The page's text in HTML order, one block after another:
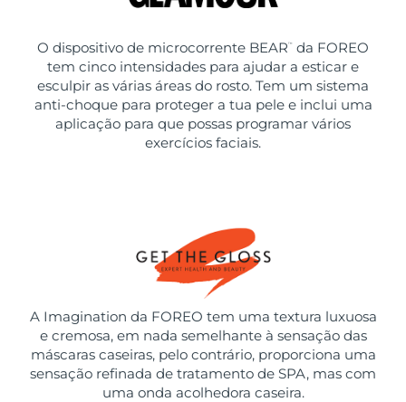
O dispositivo de microcorrente BEAR ™
da FOREO
tem cinco intensidades para ajudar a esticar e
esculpir as várias áreas do rosto. Tem um sistema
anti-choque para proteger a tua pele e inclui uma
aplicação para que possas programar vários
exercícios faciais.
A Imagination da FOREO tem uma textura luxuosa
e cremosa, em nada semelhante à sensação das
máscaras caseiras, pelo contrário, proporciona uma
sensação refinada de tratamento de SPA, mas com
uma onda acolhedora caseira.